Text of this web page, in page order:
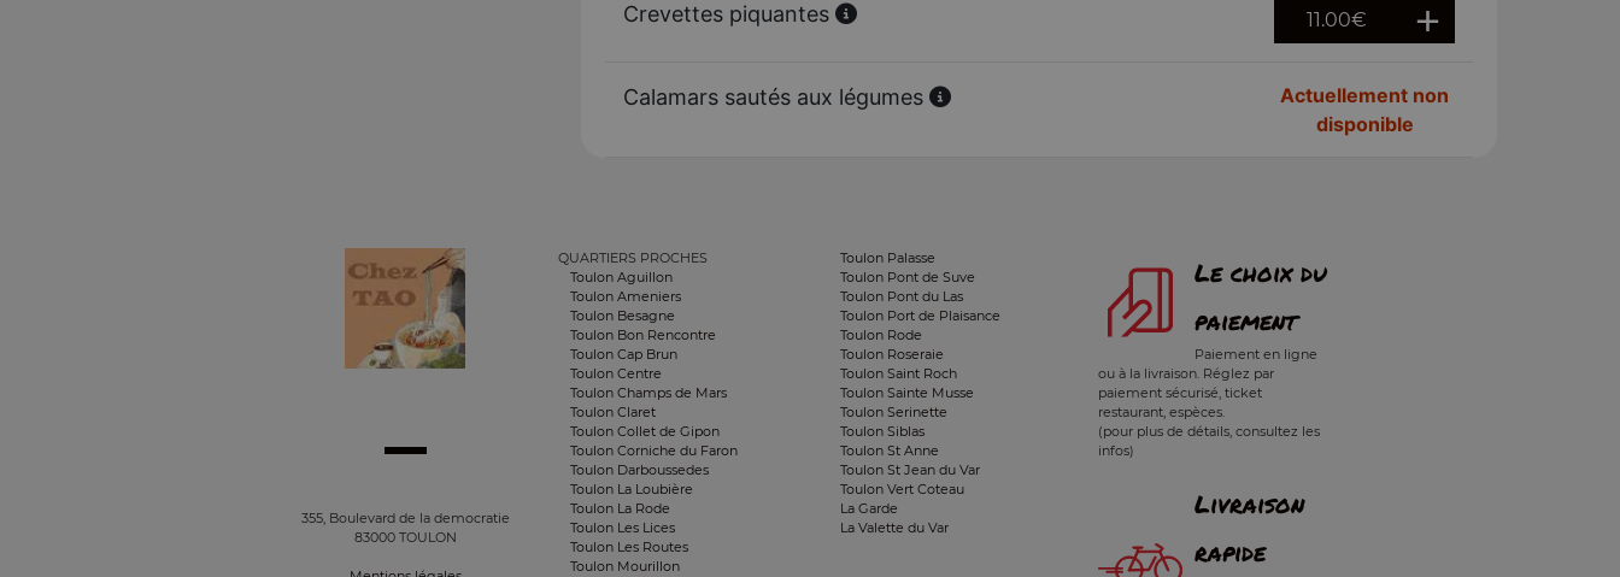
Crevettes piquantes 11.00€
Calamars sautés aux légumes
Actuellement non
disponible
355, Boulevard de la democratie
83000 TOULON
QUARTIERS PROCHES
Toulon Aguillon
Toulon Ameniers
Toulon Besagne
Toulon Bon Rencontre
Toulon Cap Brun
Toulon Centre
Toulon Champs de Mars
Toulon Claret
Toulon Collet de Gipon
Toulon Corniche du Faron
Toulon Darboussedes
Toulon La Loubière
Toulon La Rode
Toulon Les Lices
Toulon Les Routes
Toulon Mourillon
Toulon Palasse
Toulon Pont de Suve
Toulon Pont du Las
Toulon Port de Plaisance
Toulon Rode
Toulon Roseraie
Toulon Saint Roch
Toulon Sainte Musse
Toulon Serinette
Toulon Siblas
Toulon St Anne
Toulon St Jean du Var
Toulon Vert Coteau
La Garde
La Valette du Var
Le choix du
paiement
Paiement en ligne
ou à la livraison. Réglez par
paiement sécurisé, ticket
restaurant, espèces.
(pour plus de détails, consultez les
infos)
Livraison
rapide